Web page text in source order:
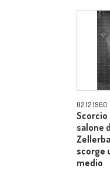
02.12.1960
Scorcio
salone
scorge
medio